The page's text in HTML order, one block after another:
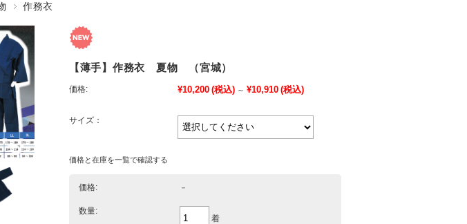
作務衣
【薄手】作務衣 夏物 （宮城）
価格: ¥10,200 (税込) ～ ¥10,910 (税込)
サイズ：
価格と在庫を一覧で確認する
価格: －
数量:
着